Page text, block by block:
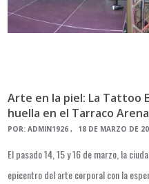
Arte en la piel: La Tattoo
huella en el Tarraco Arena
POR:ADMIN1926 18 DE MARZO DE
El pasado 14, 15 y 16 de marzo, la
epicentro del arte corporal con la